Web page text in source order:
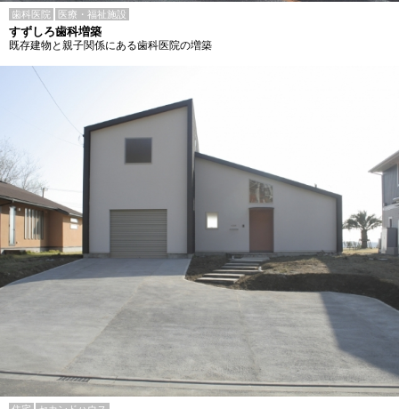
歯科医院 医療・福祉施設
すずしろ歯科増築
既存建物と親子関係にある歯科医院の増築